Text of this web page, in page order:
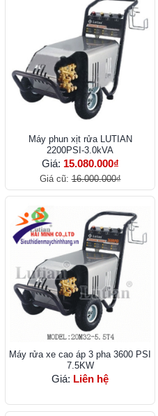
Máy phun xịt rửa LUTIAN
2200PSI-3.0kVA
Giá: 15.080.000₫
Giá cũ:16.000.000₫
Máy rửa xe cao áp 3 pha 3600 PSI
7.5KW
Giá: Liên hệ